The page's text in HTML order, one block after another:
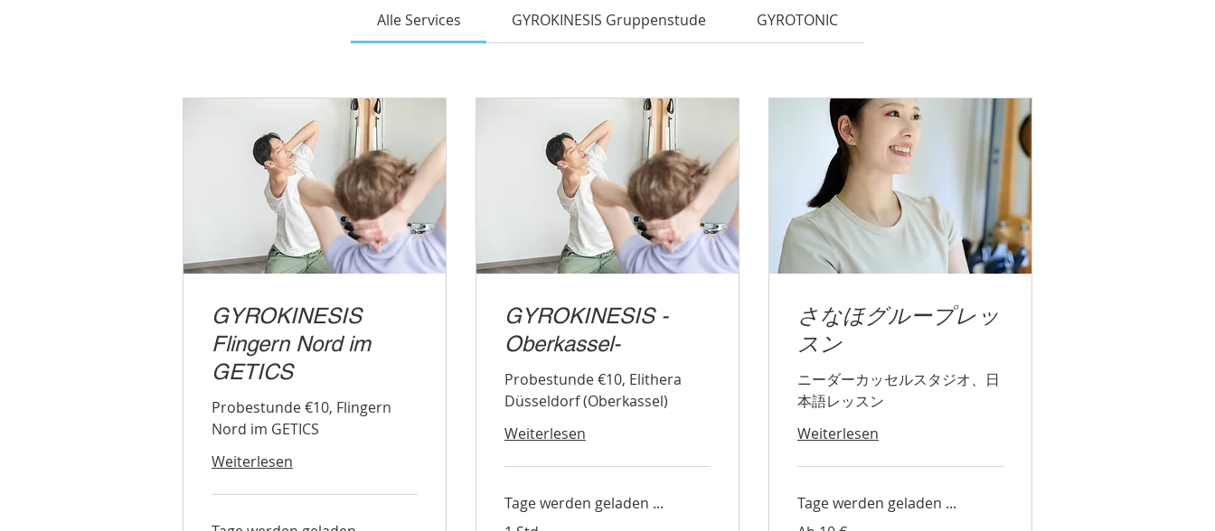
Alle Services GYROKINESIS Gruppenstude GYROTONIC
GYROKINESIS
Flingern Nord im
GETICS
Probestunde €10, Flingern
Nord im GETICS
Weiterlesen
GYROKINESIS -
Oberkassel-
Probestunde €10, Elithera
Düsseldorf (Oberkassel)
Weiterlesen
Tage werden geladen ...
さなほグループレッ
スン
ニーダーカッセルスタジオ、日
本語レッスン
Weiterlesen
Tage werden geladen ...